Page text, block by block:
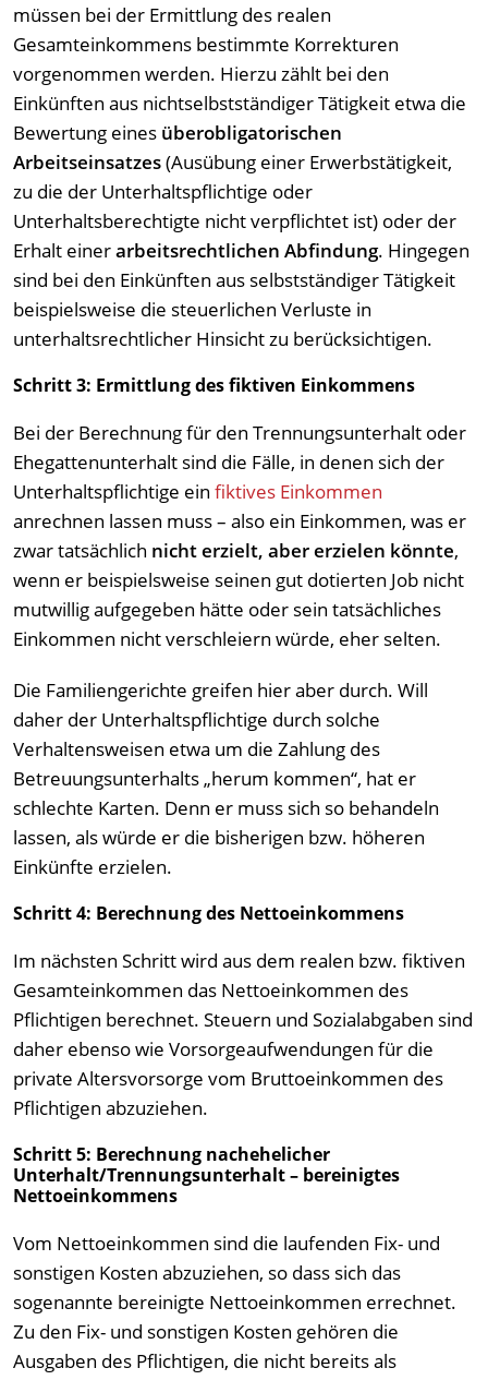
müssen bei der Ermittlung des realen
Gesamteinkommens bestimmte Korrekturen
vorgenommen werden. Hierzu zählt bei den
Einkünften aus nichtselbstständiger Tätigkeit etwa die
Bewertung eines überobligatorischen
Arbeitseinsatzes(Ausübung einer Erwerbstätigkeit,
zu die der Unterhaltspflichtige oder
Unterhaltsberechtigte nicht verpflichtet ist) oder der
Erhalt einerarbeitsrechtlichen Abfindung. Hingegen
sind bei den Einkünften aus selbstständiger Tätigkeit
beispielsweise die steuerlichen Verluste in
unterhaltsrechtlicher Hinsicht zu berücksichtigen.
Schritt 3: Ermittlung des fiktiven Einkommens
Bei der Berechnung für den Trennungsunterhalt oder
Ehegattenunterhalt sind die Fälle, in denen sich der
Unterhaltspflichtige ein fiktives Einkommen
anrechnen lassen muss – also ein Einkommen, was er
zwar tatsächlich nicht erzielt, aber erzielen könnte,
wenn er beispielsweise seinen gut dotierten Job nicht
mutwillig aufgegeben hätte oder sein tatsächliches
Einkommen nicht verschleiern würde, eher selten.
Die Familiengerichte greifen hier aber durch. Will
daher der Unterhaltspflichtige durch solche
Verhaltensweisen etwa um die Zahlung des
Betreuungsunterhalts „herum kommen“, hat er
schlechte Karten. Denn er muss sich so behandeln
lassen, als würde er die bisherigen bzw. höheren
Einkünfte erzielen.
Schritt 4: Berechnung des Nettoeinkommens
Im nächsten Schritt wird aus dem realen bzw. fiktiven
Gesamteinkommen das Nettoeinkommen des
Pflichtigen berechnet. Steuern und Sozialabgaben sind
daher ebenso wie Vorsorgeaufwendungen für die
private Altersvorsorge vom Bruttoeinkommen des
Pflichtigen abzuziehen.
Schritt 5: Berechnung nachehelicher
Unterhalt/Trennungsunterhalt – bereinigtes
Nettoeinkommens
Vom Nettoeinkommen sind die laufenden Fix- und
sonstigen Kosten abzuziehen, so dass sich das
sogenannte bereinigte Nettoeinkommen errechnet.
Zu den Fix- und sonstigen Kosten gehören die
Ausgaben des Pflichtigen, die nicht bereits als